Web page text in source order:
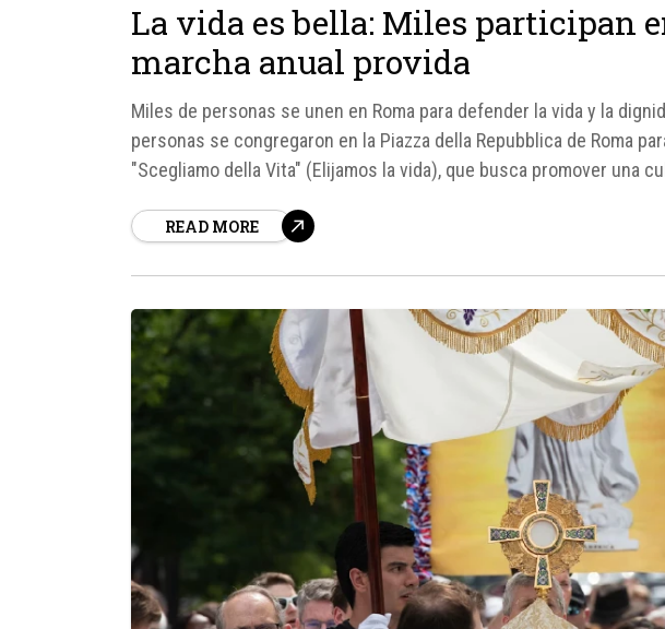
La vida es bella: Miles participan
marcha anual provida
Miles de personas se unen en Roma para defender la vida y la
personas se congregaron en la Piazza della Repubblica de Roma
"Scegliamo della Vita" (Elijamos la vida), que busca promover una
READ MORE